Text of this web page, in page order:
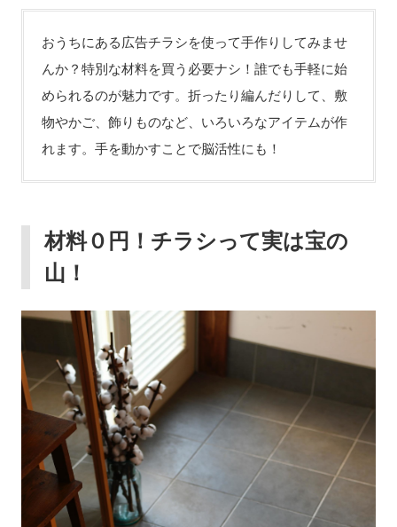
おうちにある広告チラシを使って手作りしてみませ
んか？特別な材料を買う必要ナシ！誰でも手軽に始
められるのが魅力です。折ったり編んだりして、敷
物やかご、飾りものなど、いろいろなアイテムが作
れます。手を動かすことで脳活性にも！
材料０円！チラシって実は宝の
山！